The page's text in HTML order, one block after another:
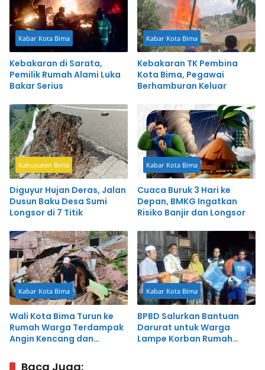
Kabar Kota Bima
Kebakaran di Sarata,
Pemilik Rumah Alami Luka
Bakar Serius
Kabar Kota Bima
Kebakaran TK Pembina
Kota Bima, Pegawai
Berhamburan Keluar
Kabupaten Bima
Diguyur Hujan Deras, Jalan
Dusun Baku Desa Sumi
Longsor di 7 Titik
Kabar Kota Bima
Cuaca Buruk 3 Hari ke
Depan, BMKG Ingatkan
Risiko Banjir dan Longsor
Kabar Kota Bima
Wali Kota Bima Turun ke
Rumah Warga Terdampak
Angin Kencang dan
Kabar Kota Bima
BPBD Salurkan Bantuan
Darurat untuk Warga
Lampe Korban Rumah
Baca Juga: